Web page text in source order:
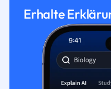
Erhalte